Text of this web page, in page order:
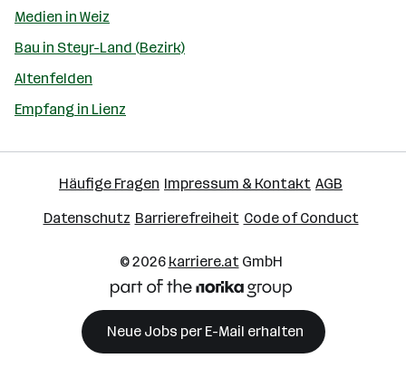
Medien in Weiz
Bau in Steyr-Land (Bezirk)
Altenfelden
Empfang in Lienz
Häufige Fragen Impressum & Kontakt AGB
Datenschutz Barrierefreiheit Code of Conduct
© 2026 karriere.atGmbH
Neue Jobs per E-Mail erhalten